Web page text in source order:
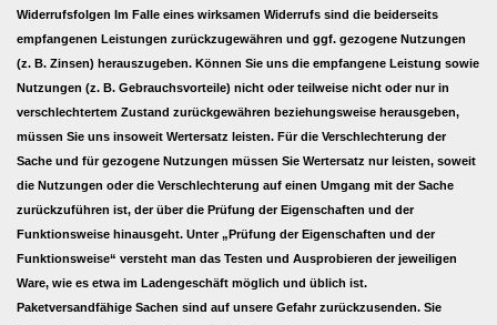
Widerrufsfolgen Im Falle eines wirksamen Widerrufs sind die beiderseits
empfangenen Leistungen zurückzugewähren und ggf. gezogene Nutzungen
(z. B. Zinsen) herauszugeben. Können Sie uns die empfangene Leistung sowie
Nutzungen (z. B. Gebrauchsvorteile) nicht oder teilweise nicht oder nur in
verschlechtertem Zustand zurückgewähren beziehungsweise herausgeben,
müssen Sie uns insoweit Wertersatz leisten. Für die Verschlechterung der
Sache und für gezogene Nutzungen müssen Sie Wertersatz nur leisten, soweit
die Nutzungen oder die Verschlechterung auf einen Umgang mit der Sache
zurückzuführen ist, der über die Prüfung der Eigenschaften und der
Funktionsweise hinausgeht. Unter „Prüfung der Eigenschaften und der
Funktionsweise“ versteht man das Testen und Ausprobieren der jeweiligen
Ware, wie es etwa im Ladengeschäft möglich und üblich ist.
Paketversandfähige Sachen sind auf unsere Gefahr zurückzusenden. Sie